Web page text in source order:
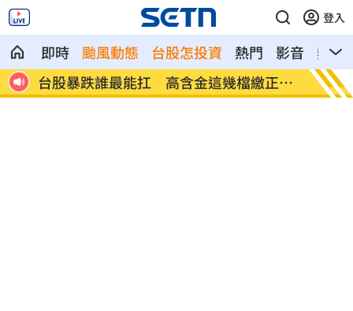
登入
即時 颱風動態 台股怎投資 熱門 影音
熱搜
報
Q2獲利年增221% 愛普*EPS衝4.18元！ 宏福